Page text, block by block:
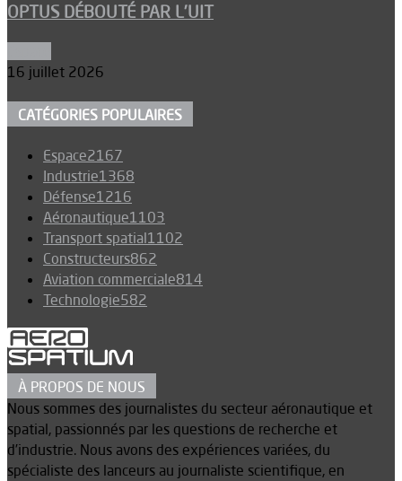
OPTUS DÉBOUTÉ PAR L’UIT
16 juillet 2026
CATÉGORIES POPULAIRES
Espace2167
Industrie1368
Défense1216
Aéronautique1103
Transport spatial1102
Constructeurs862
Aviation commerciale814
Technologie582
À PROPOS DE NOUS
Nous sommes des journalistes du secteur aéronautique et
spatial, passionnés par les questions de recherche et
d’industrie. Nous avons des expériences variées, du
spécialiste des lanceurs au journaliste scientifique, en